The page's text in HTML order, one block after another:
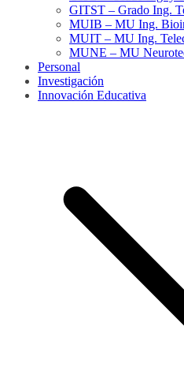
GITST – Grado Ing.
MUIB – MU Ing.
MUIT – MU Ing.
MUNE – MU
Personal
Investigación
Innovación Educativa